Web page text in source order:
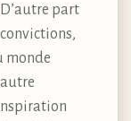
part
monde